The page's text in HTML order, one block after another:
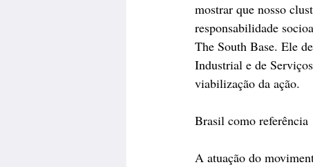
mostrar que nosso
responsabilidade
The South Base. Ele
Industrial e de
viabilização da ação.
Brasil como referência
A atuação do